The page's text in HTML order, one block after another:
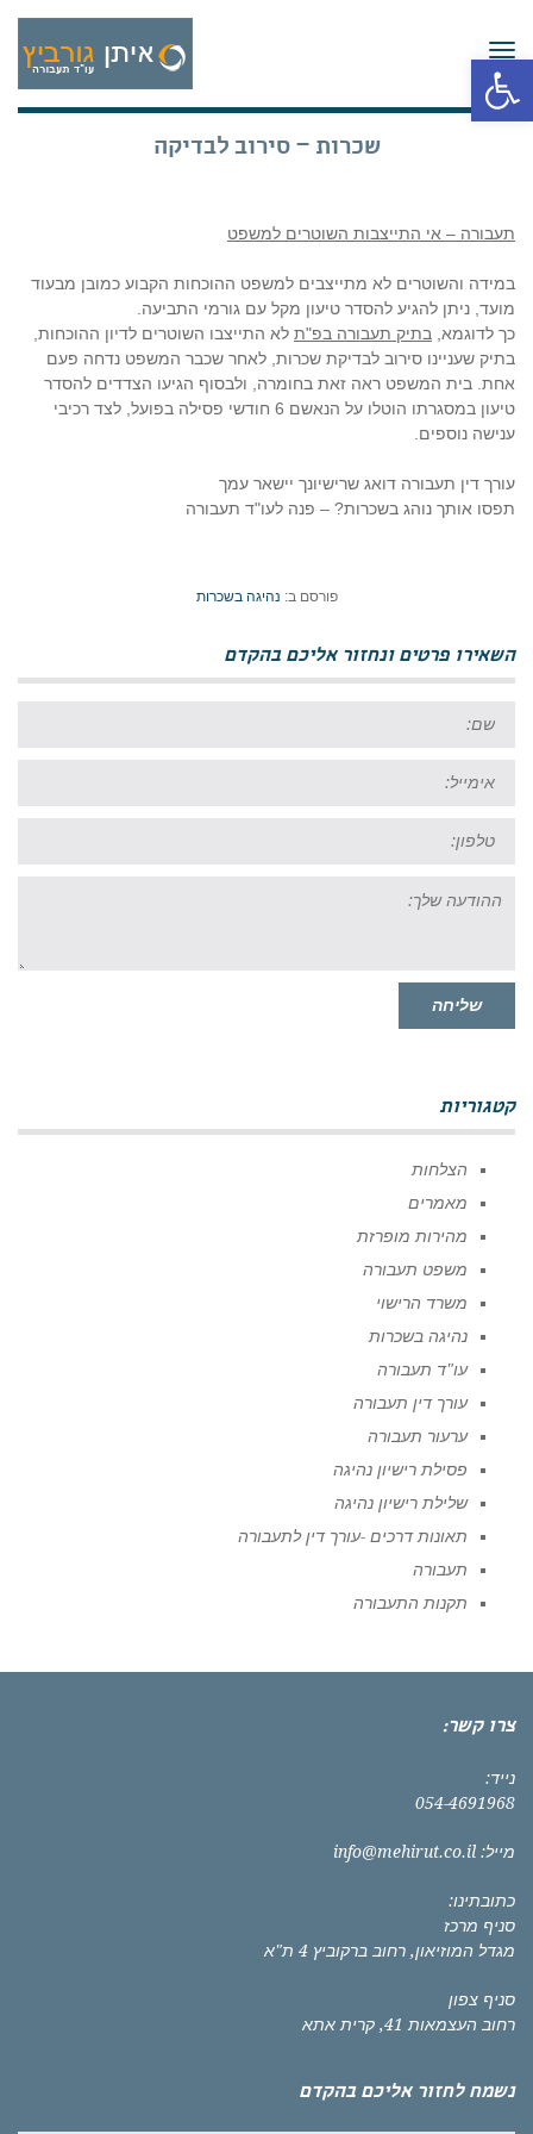
פתח סרגל נגישות
תפריט
שכרות – סירוב לבדיקה
תעבורה – אי התייצבות השוטרים למשפט
במידה והשוטרים לא מתייצבים למשפט ההוכחות הקבוע כמובן מבעוד
מועד, ניתן להגיע להסדר טיעון מקל עם גורמי התביעה.
כך לדוגמא, בתיק תעבורה בפ"ת לא התייצבו השוטרים לדיון ההוכחות,
בתיק שעניינו סירוב לבדיקת שכרות, לאחר שכבר המשפט נדחה פעם
אחת. בית המשפט ראה זאת בחומרה, ולבסוף הגיעו הצדדים להסדר
טיעון במסגרתו הוטלו על הנאשם 6 חודשי פסילה בפועל, לצד רכיבי
ענישה נוספים.
עורך דין תעבורה דואג שרישיונך יישאר עמך
תפסו אותך נוהג בשכרות? – פנה לעו"ד תעבורה
פורסם ב: נהיגה בשכרות
השאירו פרטים ונחזור אליכם בהקדם
שלך:
שליחה
קטגוריות
הצלחות
מאמרים
מהירות מופרזת
משפט תעבורה
משרד הרישוי
נהיגה בשכרות
עו"ד תעבורה
עורך דין תעבורה
ערעור תעבורה
פסילת רישיון נהיגה
שלילת רישיון נהיגה
תאונות דרכים -עורך דין לתעבורה
תעבורה
תקנות התעבורה
צרו קשר:
נייד:
054-4691968
מייל: info@mehirut.co.il
כתובתינו:
סניף מרכז
מגדל המוזיאון, רחוב ברקוביץ 4 ת"א
סניף צפון
רחוב העצמאות 41, קרית אתא
נשמח לחזור אליכם בהקדם